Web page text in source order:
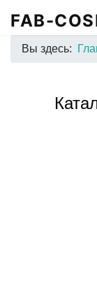
FAB-
Вы здесь: